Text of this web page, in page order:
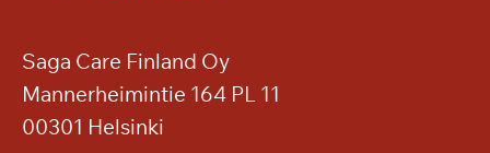
Saga Care Finland Oy
Mannerheimintie 164 PL 11
00301 Helsinki